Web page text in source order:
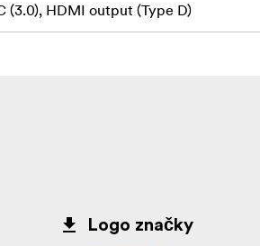
(3.0), HDMI output (Type D)
Logo značky